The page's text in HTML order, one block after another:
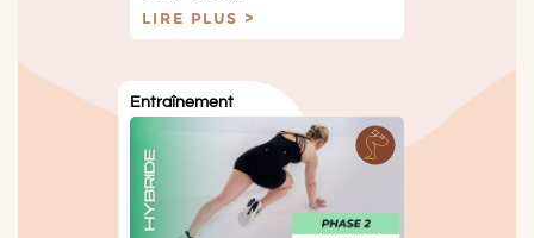
LIRE PLUS
Entraînement